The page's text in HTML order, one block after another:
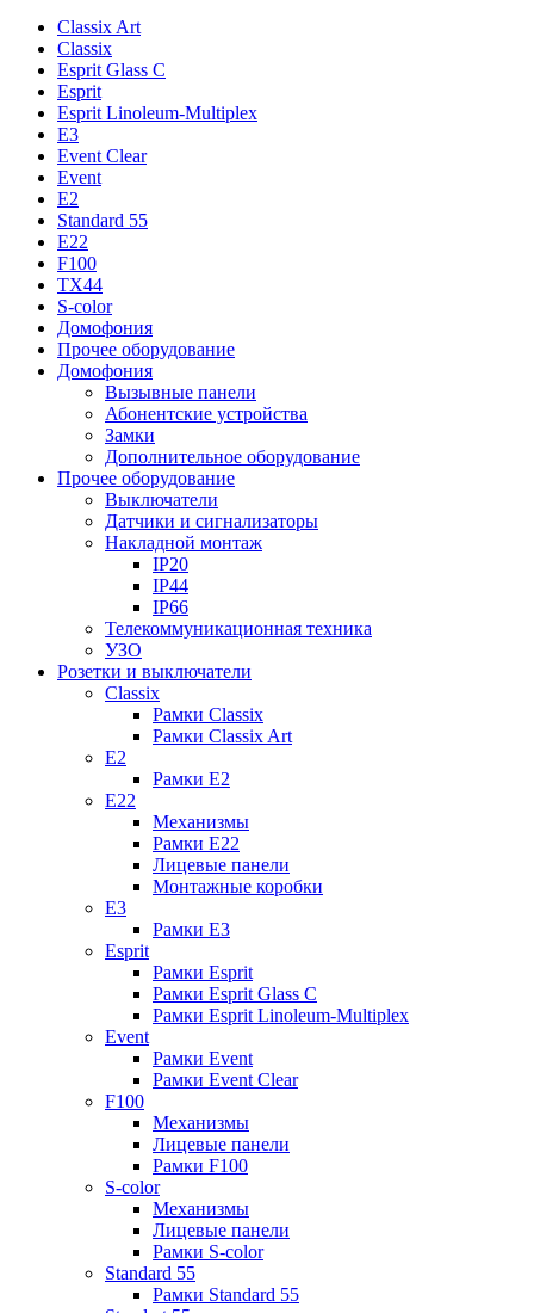
Classix Art
Classix
Esprit Glass C
Esprit
Esprit Linoleum-Multiplex
E3
Event Clear
Event
E2
Standard 55
E22
F100
TX44
S-color
Домофония
Прочее оборудование
Домофония
Вызывные панели
Абонентские устройства
Замки
Дополнительное оборудование
Прочее оборудование
Выключатели
Датчики и сигнализаторы
Накладной монтаж
IP20
IP44
IP66
Телекоммуникационная техника
УЗО
Розетки и выключатели
Classix
Рамки Classix
Рамки Classix Art
E2
Рамки E2
E22
Механизмы
Рамки E22
Лицевые панели
Монтажные коробки
E3
Рамки E3
Esprit
Рамки Esprit
Рамки Esprit Glass C
Рамки Esprit Linoleum-Multiplex
Event
Рамки Event
Рамки Event Clear
F100
Механизмы
Лицевые панели
Рамки F100
S-color
Механизмы
Лицевые панели
Рамки S-color
Standard 55
Рамки Standard 55